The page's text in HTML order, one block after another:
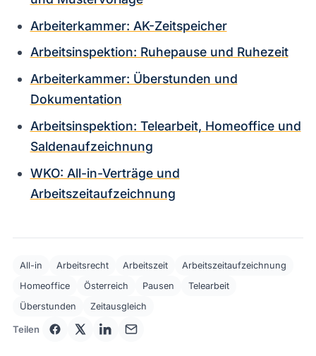
Arbeiterkammer: AK-Zeitspeicher
Arbeitsinspektion: Ruhepause und Ruhezeit
Arbeiterkammer: Überstunden und
Dokumentation
Arbeitsinspektion: Telearbeit, Homeoffice und
Saldenaufzeichnung
WKO: All-in-Verträge und
Arbeitszeitaufzeichnung
All-in Arbeitsrecht Arbeitszeit
Arbeitszeitaufzeichnung
Homeoffice
Österreich Pausen
Telearbeit
Überstunden
Zeitausgleich
Teilen